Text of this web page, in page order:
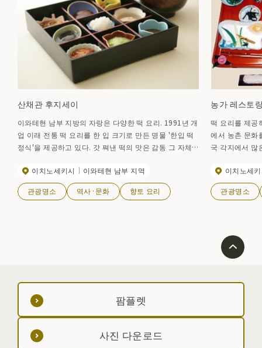
산채관 후지세이
이와테현 남부 지방의 자랑은 다양한 떡 요리. 1991년 개
업 이래 전통 떡 요리를 한 입 크기로 만든 명물 '한입 떡
정식'을 제공하고 있다. 갓 쪄낸 떡의 맛은 감동 그 자체
로도 혀로도 즐길 수 있는 가게입니다.
이치노세키시 이와테현 남부 지역
관광명소 역사·문화 향토 요리
농가 레스토
떡 요리를 제공
에서 농촌 문화
국 각지에서 많
이치노세
관광명소
팜플렛
사진 다운로드